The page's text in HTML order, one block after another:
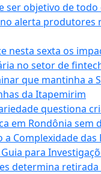
ser objetivo de todo
alerta produtores
nesta sexta os
no setor de
que mantinha a
da Itapemirim
questiona
em Rondônia sem
a Complexidade das
para
determina retirada